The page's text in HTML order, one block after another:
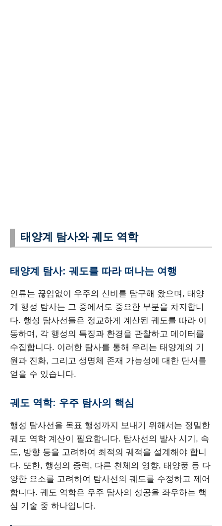
태양계 탐사와 궤도 역학
태양계 탐사: 궤도를 따라 떠나는 여행
인류는 끊임없이 우주의 신비를 탐구해 왔으며, 태양
계 행성 탐사는 그 중에서도 중요한 부분을 차지합니
다. 행성 탐사선들은 정교하게 계산된 궤도를 따라 이
동하며, 각 행성의 특징과 환경을 관찰하고 데이터를
수집합니다. 이러한 탐사를 통해 우리는 태양계의 기
원과 진화, 그리고 생명체 존재 가능성에 대한 단서를
얻을 수 있습니다.
궤도 역학: 우주 탐사의 핵심
행성 탐사선을 목표 행성까지 보내기 위해서는 정밀한
궤도 역학 계산이 필요합니다. 탐사선의 발사 시기, 속
도, 방향 등을 고려하여 최적의 궤적을 설계해야 합니
다. 또한, 행성의 중력, 다른 천체의 영향, 태양풍 등 다
양한 요소를 고려하여 탐사선의 궤도를 수정하고 제어
합니다. 궤도 역학은 우주 탐사의 성공을 좌우하는 핵
심 기술 중 하나입니다.